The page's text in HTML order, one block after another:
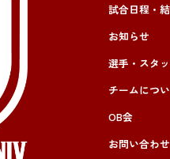
試合日程・
お知らせ
選手・スタ
チームにつ
OB会
お問い合わせ